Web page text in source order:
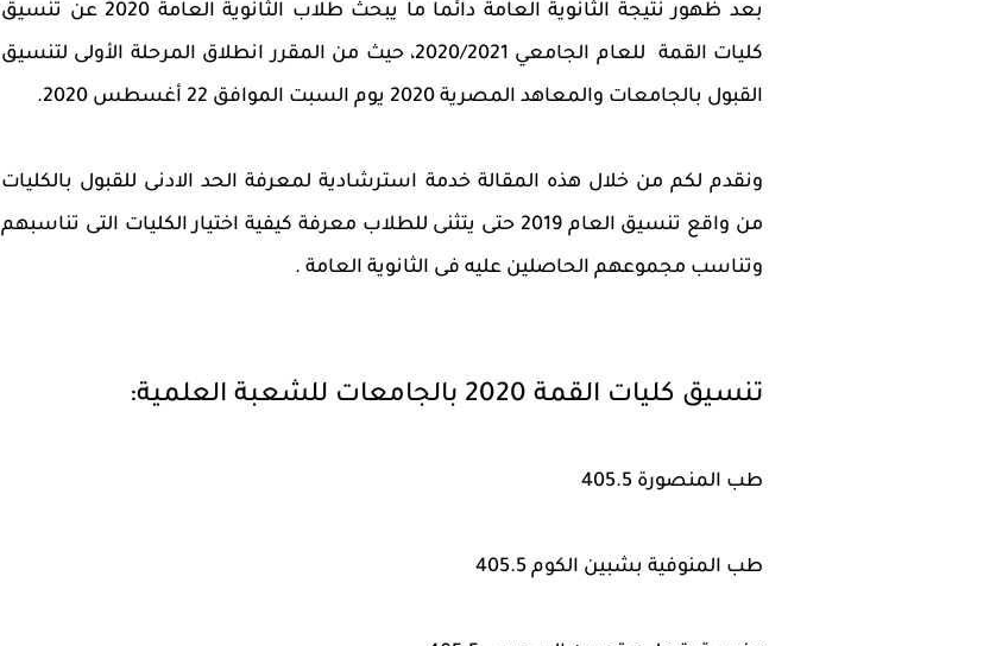
بعد ظهور نتيجة الثانوية العامة دائما ما يبحث طلاب الثانوية العامة 2020 عن تنسيق
كليات القمة للعام الجامعي 2020/2021، حيث من المقرر انطلاق المرحلة الأولى لتنسيق
القبول بالجامعات والمعاهد المصرية 2020 يوم السبت الموافق 22 أغسطس 2020.
ونقدم لكم من خلال هذه المقالة خدمة استرشادية لمعرفة الحد الادنى للقبول بالكليات
من واقع تنسيق العام 2019 حتى يتثنى للطلاب معرفة كيفية اختيار الكليات التى تناسبهم
وتناسب مجموعهم الحاصلين عليه فى الثانوية العامة .
تنسيق كليات القمة 2020 بالجامعات للشعبة العلمية:
طب المنصورة 405.5
طب المنوفية بشبين الكوم 405.5